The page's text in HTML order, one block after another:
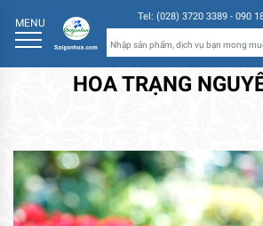
MENU Tel: (028) 3720 3389 - 090
HOA TRẠNG